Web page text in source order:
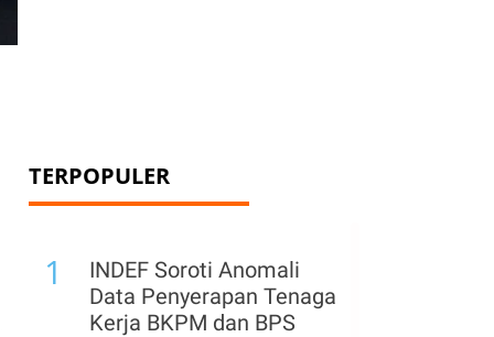
TERPOPULER
1
INDEF Soroti Anomali
Data Penyerapan Tenaga
Kerja BKPM dan BPS